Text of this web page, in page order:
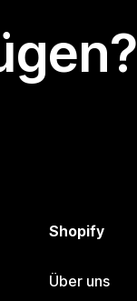
Shopify
Über uns